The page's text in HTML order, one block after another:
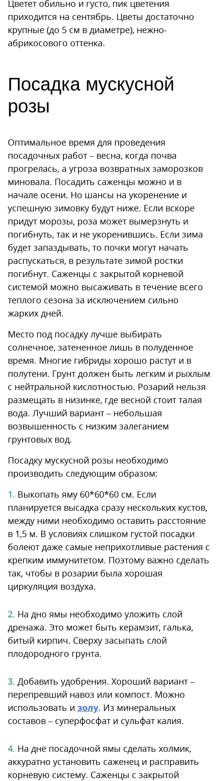
Цветет обильно и густо, пик цветения
приходится на сентябрь. Цветы достаточно
крупные (до 5 см в диаметре), нежно-
абрикосового оттенка.
Посадка мускусной
розы
Оптимальное время для проведения
посадочных работ – весна, когда почва
прогрелась, а угроза возвратных заморозков
миновала. Посадить саженцы можно и в
начале осени. Но шансы на укоренение и
успешную зимовку будут ниже. Если вскоре
придут морозы, роза может вымерзнуть и
погибнуть, так и не укоренившись. Если зима
будет запаздывать, то почки могут начать
распускаться, в результате зимой ростки
погибнут. Саженцы с закрытой корневой
системой можно высаживать в течение всего
теплого сезона за исключением сильно
жарких дней.
Место под посадку лучше выбирать
солнечное, затененное лишь в полуденное
время. Многие гибриды хорошо растут и в
полутени. Грунт должен быть легким и рыхлым
с нейтральной кислотностью. Розарий нельзя
размещать в низинке, где весной стоит талая
вода. Лучший вариант – небольшая
возвышенность с низким залеганием
грунтовых вод.
Посадку мускусной розы необходимо
производить следующим образом:
Выкопать яму 60*60*60 см. Если
планируется высадка сразу нескольких кустов,
между ними необходимо оставить расстояние
в 1,5 м. В условиях слишком густой посадки
болеют даже самые неприхотливые растения с
крепким иммунитетом. Поэтому важно сделать
так, чтобы в розарии была хорошая
циркуляция воздуха.
На дно ямы необходимо уложить слой
дренажа. Это может быть керамзит, галька,
битый кирпич. Сверху засыпать слой
плодородного грунта.
Добавить удобрения. Хороший вариант –
перепревший навоз или компост. Можно
использовать и золу. Из минеральных
составов – суперфосфат и сульфат калия.
На дне посадочной ямы сделать холмик,
аккуратно установить саженец и расправить
корневую систему. Саженцы с закрытой